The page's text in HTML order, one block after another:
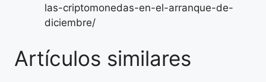
las-criptomonedas-en-el-arranque-de-
diciembre/
Artículos similares